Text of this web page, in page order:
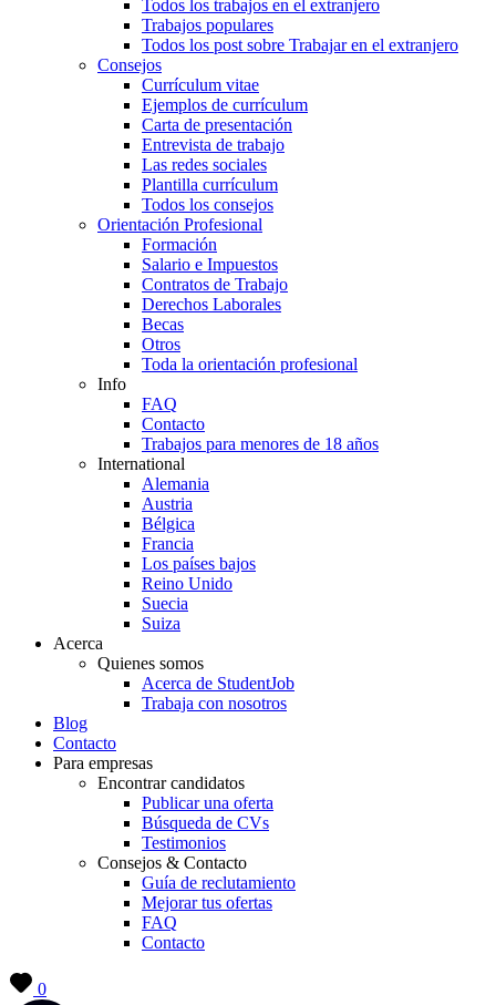
Todos los trabajos en el extranjero
Trabajos populares
Todos los post sobre Trabajar en el extranjero
Consejos
Currículum vitae
Ejemplos de currículum
Carta de presentación
Entrevista de trabajo
Las redes sociales
Plantilla currículum
Todos los consejos
Orientación Profesional
Formación
Salario e Impuestos
Contratos de Trabajo
Derechos Laborales
Becas
Otros
Toda la orientación profesional
Info
FAQ
Contacto
Trabajos para menores de 18 años
International
Alemania
Austria
Bélgica
Francia
Los países bajos
Reino Unido
Suecia
Suiza
Acerca
Quienes somos
Acerca de StudentJob
Trabaja con nosotros
Blog
Contacto
Para empresas
Encontrar candidatos
Publicar una oferta
Búsqueda de CVs
Testimonios
Consejos & Contacto
Guía de reclutamiento
Mejorar tus ofertas
FAQ
Contacto
0